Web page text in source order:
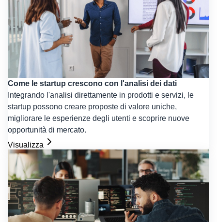
Come le startup crescono con l'analisi dei dati
Integrando l'analisi direttamente in prodotti e servizi, le
startup possono creare proposte di valore uniche,
migliorare le esperienze degli utenti e scoprire nuove
opportunità di mercato.
Visualizza